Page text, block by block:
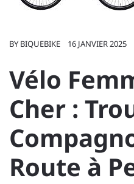
BY BIQUEBIKE 16 JANVIER 2025
Vélo
Cher :
Route à